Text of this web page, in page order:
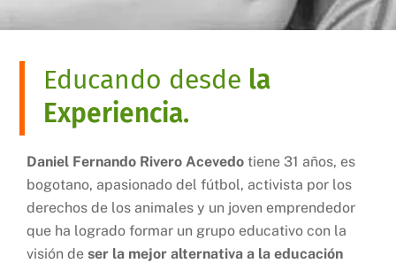
Educando desde la
Experiencia.
Daniel Fernando Rivero Acevedo tiene 31 años, es
bogotano, apasionado del fútbol, activista por los
derechos de los animales y un joven emprendedor
que ha logrado formar un grupo educativo con la
visión deser la mejor alternativa a la educación